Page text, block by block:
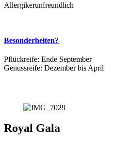
Allergikerunfreundlich
Besonderheiten?
Pflückreife: Ende September
Genussreife: Dezember bis April
Royal Gala